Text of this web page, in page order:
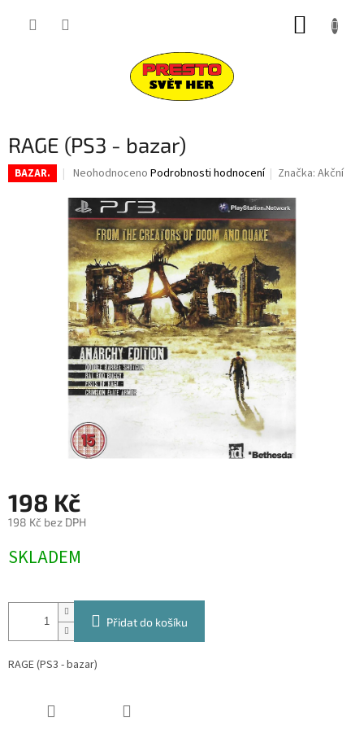
RAGE (PS3 - bazar)
BAZAR.
Průměrné
produktu
je
0,0
z
5
hvězdiček.
Neohodnoceno Podrobnosti hodnocení Značka:Akční
198 Kč
198 Kč bez DPH
cena:
SKLADEM
Přidat do košíku
RAGE (PS3 - bazar)